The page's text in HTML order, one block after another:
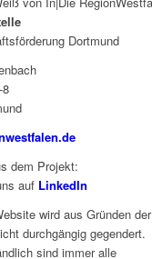
Dortmund
dem Projekt:
auf LinkedIn
wird aus Gründen der
durchgängig gegendert.
sind immer alle